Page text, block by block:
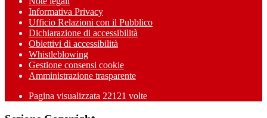
Informativa Privacy
Ufficio Relazioni con il Pubblico
Dichiarazione di accessibilità
Obiettivi di accessibilità
Whistleblowing
Gestione consensi cookie
Amministrazione trasparente
Pagina visualizzata 22121 volte